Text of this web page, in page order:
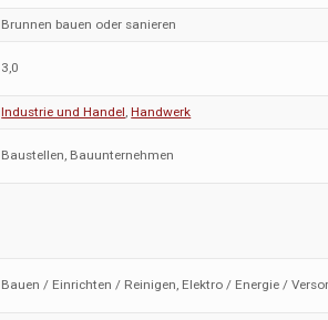
Brunnen bauen oder sanieren
3,0
Industrie und Handel,Handwerk
Baustellen, Bauunternehmen
Bauen / Einrichten / Reinigen, Elektro / Energie /